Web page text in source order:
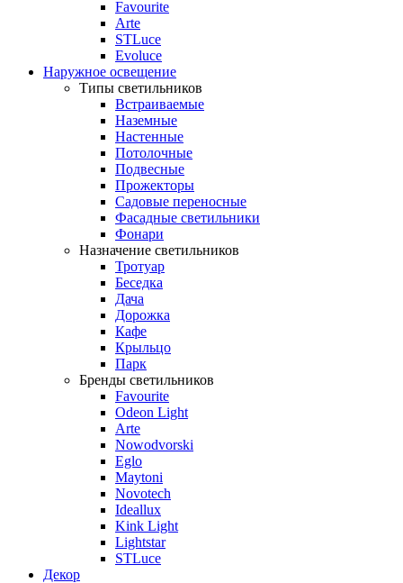
Favourite
Arte
STLuce
Evoluce
Наружное освещение
Типы светильников
Встраиваемые
Наземные
Настенные
Потолочные
Подвесные
Прожекторы
Садовые переносные
Фасадные светильники
Фонари
Назначение светильников
Тротуар
Беседка
Дача
Дорожка
Кафе
Крыльцо
Парк
Бренды светильников
Favourite
Odeon Light
Arte
Nowodvorski
Eglo
Maytoni
Novotech
Ideallux
Kink Light
Lightstar
STLuce
Декор